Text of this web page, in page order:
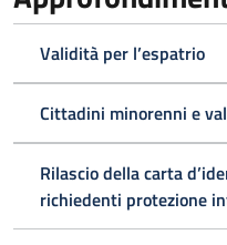
Validità per l’espatrio
Cittadini minorenni e
Rilascio della carta
richiedenti protezione